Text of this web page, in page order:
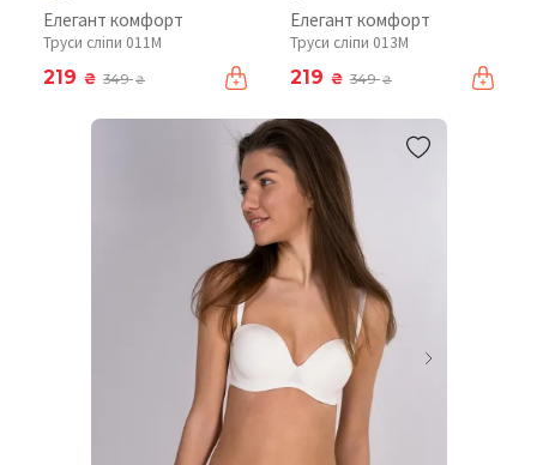
Елегант комфорт
Труси сліпи 011М
219 ₴ 349₴
Елегант комфорт
Труси сліпи 013M
219 ₴ 349₴